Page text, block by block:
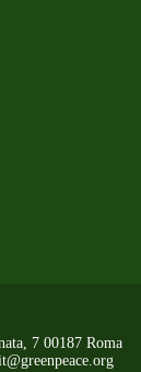
7 00187 Roma